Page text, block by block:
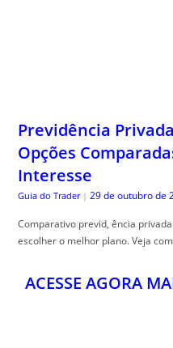
Previdência
Opções
Interesse
Guia do Trader | 29 de outubro de
Comparativo previd, ência
escolher o melhor plano. Veja
ACESSE AGORA